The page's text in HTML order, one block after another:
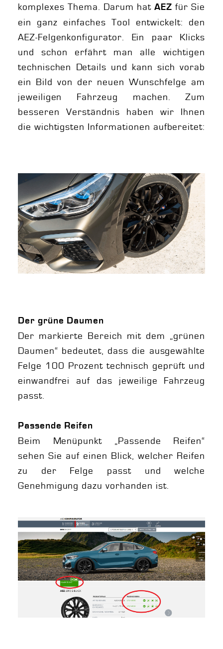
komplexes Thema. Darum hat AEZ für Sie
ein ganz einfaches Tool entwickelt: den
AEZ-Felgenkonfigurator. Ein paar Klicks
und schon erfährt man alle wichtigen
technischen Details und kann sich vorab
ein Bild von der neuen Wunschfelge am
jeweiligen Fahrzeug machen. Zum
besseren Verständnis haben wir Ihnen
die wichtigsten Informationen aufbereitet:
Der grüne Daumen
Der markierte Bereich mit dem „grünen
Daumen“ bedeutet, dass die ausgewählte
Felge 100 Prozent technisch geprüft und
einwandfrei auf das jeweilige Fahrzeug
passt.
Passende Reifen
Beim Menüpunkt „Passende Reifen“
sehen Sie auf einen Blick, welcher Reifen
zu der Felge passt und welche
Genehmigung dazu vorhanden ist.